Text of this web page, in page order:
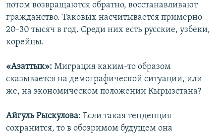
потом возвращаются обратно, восстанавливают
гражданство. Таковых насчитывается примерно
20-30 тысяч в год. Среди них есть русские, узбеки,
корейцы.
«Азаттык»: Миграция каким-то образом
сказывается на демографической ситуации, или
же, на экономическом положении Кырызстана?
Айгуль Рыскулова: Если такая тенденция
сохранится, то в обозримом будущем она